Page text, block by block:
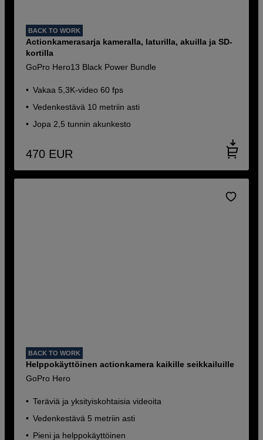
BACK TO WORK
Actionkamerasarja kameralla, laturilla, akuilla ja SD-
kortilla
GoPro Hero13 Black Power Bundle
Vakaa 5,3K-video 60 fps
Vedenkestävä 10 metriin asti
Jopa 2,5 tunnin akunkesto
470 EUR
BACK TO WORK
Helppokäyttöinen actionkamera kaikille seikkailuille
GoPro Hero
Teräviä ja yksityiskohtaisia videoita
Vedenkestävä 5 metriin asti
Pieni ja helppokäyttöinen